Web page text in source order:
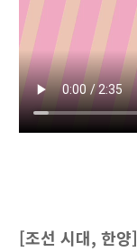
[조선 시대, 한양]